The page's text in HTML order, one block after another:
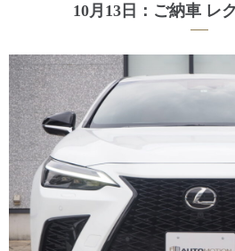
10月13日：ご納車 レ